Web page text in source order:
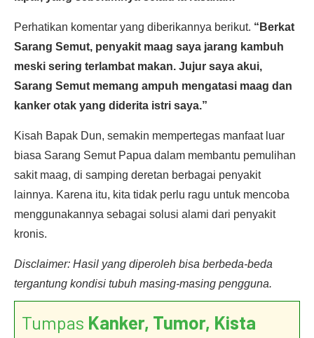
Perhatikan komentar yang diberikannya berikut. “Berkat
Sarang Semut, penyakit maag saya jarang kambuh
meski sering terlambat makan. Jujur saya akui,
Sarang Semut memang ampuh mengatasi maag dan
kanker otak yang diderita istri saya.”
Kisah Bapak Dun, semakin mempertegas manfaat luar
biasa Sarang Semut Papua dalam membantu pemulihan
sakit maag, di samping deretan berbagai penyakit
lainnya. Karena itu, kita tidak perlu ragu untuk mencoba
menggunakannya sebagai solusi alami dari penyakit
kronis.
Disclaimer: Hasil yang diperoleh bisa berbeda-beda
tergantung kondisi tubuh masing-masing pengguna.
Tumpas Kanker, Tumor, Kista